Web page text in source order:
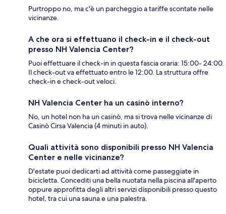
Purtroppo no, ma c'è un parcheggio a tariffe scontate nelle
vicinanze.
A che ora si effettuano il check-in e il check-out
presso NH Valencia Center?
Puoi effettuare il check-in in questa fascia oraria: 15:00- 24:00.
Il check-out va effettuato entro le 12:00. La struttura offre
check-in e check-out veloci.
NH Valencia Center ha un casinò interno?
No, un hotel non ha un casinò, ma si trova nelle vicinanze di
Casinò Cirsa Valencia (4 minuti in auto).
Quali attività sono disponibili presso NH Valencia
Center e nelle vicinanze?
D'estate puoi dedicarti ad attività come passeggiate in
bicicletta. Concediti una bella nuotata nella piscina all'aperto
oppure approfitta degli altri servizi disponibili presso questo
hotel, tra cui una sauna e una palestra.